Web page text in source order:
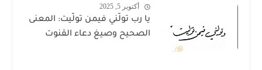
أكتوبر 5, 2025
يا رب تولَّني فيمن تولَّيت: المعنى
الصحيح وصيغ دعاء القنوت